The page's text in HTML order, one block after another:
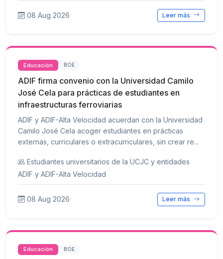
08 Aug 2026 Leer más
Educación BOE
ADIF firma convenio con la Universidad Camilo
José Cela para prácticas de estudiantes en
infraestructuras ferroviarias
ADIF y ADIF-Alta Velocidad acuerdan con la Universidad
Camilo José Cela acoger estudiantes en prácticas
externas, curriculares o extracurriculares, sin crear re...
Estudiantes universitarios de la UCJC y entidades
ADIF y ADIF-Alta Velocidad
08 Aug 2026 Leer más
Educación BOE